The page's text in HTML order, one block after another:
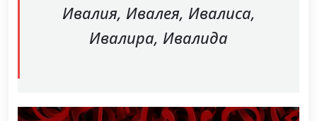
Ивалия, Ивалея, Ивалиса,
Ивалира, Ивалида